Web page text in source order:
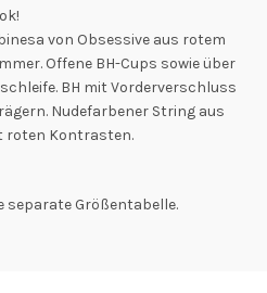
von Obsessive aus rotem
Offene BH-Cups sowie über
BH mit Vorderverschluss
Nudefarbener String aus
roten Kontrasten.
separate Größentabelle.